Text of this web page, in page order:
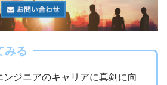
みる
ジニアのキャリアに真剣に向